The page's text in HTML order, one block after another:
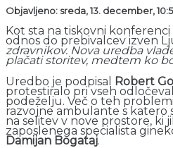
Objavljeno: sreda, 13. december,
Kot sta na tiskovni
odnos do prebivalcev izven
zdravnikov. Nova uredba
plačati storitev, medtem ko
Uredbo je podpisal
Robert
protestiralo pri vseh
podeželju. Več o teh
razvojne ambulante s katero
na selitev v nove prostore, ki
zaposlenega specialista
Damijan Bogataj.